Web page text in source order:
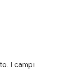
I campi